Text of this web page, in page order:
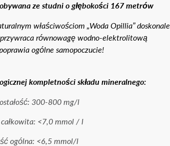
ze studni o głębokości 167 metrów
właściwościom „Woda Opillia” doskonale
równowagę wodno-elektrolitową
ogólne samopoczucie!
kompletności składu mineralnego:
300-800 mg/l
<7,0 mmol / l
ogólna: <6,5 mmol/l